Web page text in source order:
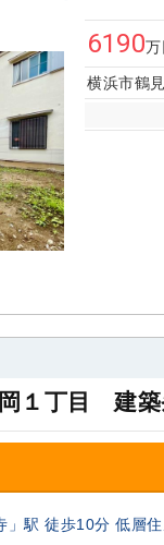
6190
横浜市鶴
１丁目 建築
」駅 徒歩10分 低層